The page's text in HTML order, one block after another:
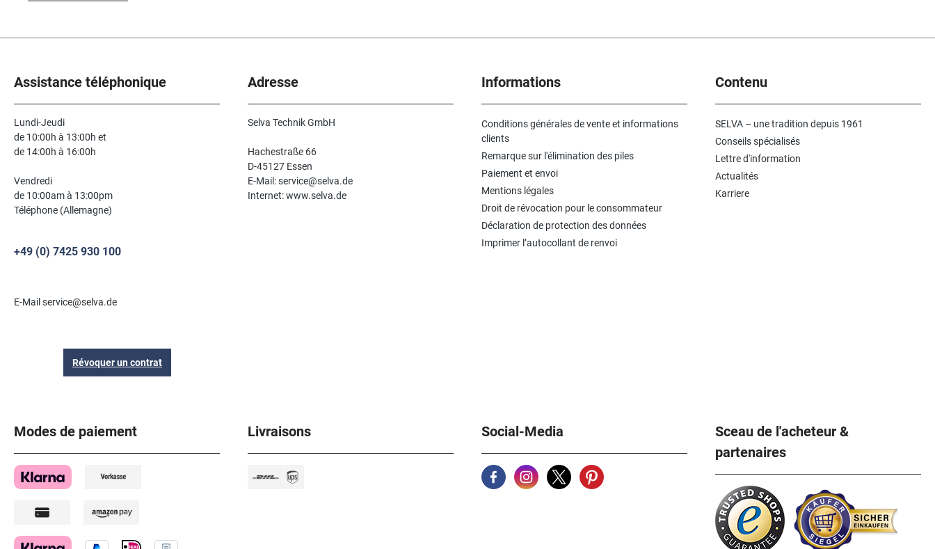
Assistance téléphonique
Lundi-Jeudi
de 10:00h à 13:00h et
de 14:00h à 16:00h
Vendredi
de 10:00am à 13:00pm
Téléphone (Allemagne)
+49 (0) 7425 930 100
E-Mail service@selva.de
Révoquer un contrat
Adresse
Selva Technik GmbH
Hachestraße 66
D-45127 Essen
E-Mail: service@selva.de
Internet: www.selva.de
Informations
Conditions générales de vente et informations
clients
Remarque sur l'élimination des piles
Paiement et envoi
Mentions légales
Droit de révocation pour le consommateur
Déclaration de protection des données
Imprimer l’autocollant de renvoi
Contenu
SELVA – une tradition depuis 1961
Conseils spécialisés
Lettre d'information
Actualités
Karriere
Modes de paiement Livraisons Social-Media
Sceau de l'acheteur &
partenaires